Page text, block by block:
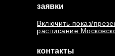
контакты
заявки
Включить показ/
расписание